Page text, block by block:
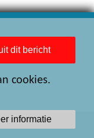
dit bericht
cookies.
informatie